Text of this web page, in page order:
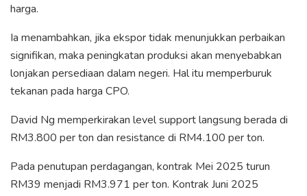
harga.
Ia menambahkan, jika ekspor tidak menunjukkan perbaikan
signifikan, maka peningkatan produksi akan menyebabkan
lonjakan persediaan dalam negeri. Hal itu memperburuk
tekanan pada harga CPO.
David Ng memperkirakan level support langsung berada di
RM3.800 per ton dan resistance di RM4.100 per ton.
Pada penutupan perdagangan, kontrak Mei 2025 turun
RM39 menjadi RM3.971 per ton. Kontrak Juni 2025